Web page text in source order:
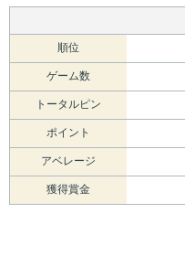
順位
ゲーム数
トータルピン
ポイント
アベレージ
獲得賞金